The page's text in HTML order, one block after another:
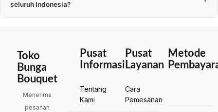
seluruh Indonesia?
Toko
Bunga
Bouquet
Menerima
pesanan
Pusat
Informasi
Tentang
Kami
Pusat
Layanan
Cara
Pemesanan
Metode